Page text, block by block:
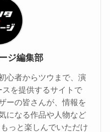
ジ編集部
心者からツウまで、演
を提供するサイトで
ーの皆さんが、情報を
になる作品や人物など
っと楽しんでいただけ